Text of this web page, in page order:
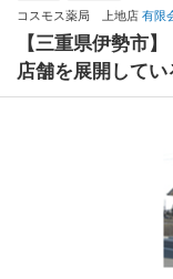
コスモス薬局 上地店 有限
【三重県伊勢市
店舗を展開してい